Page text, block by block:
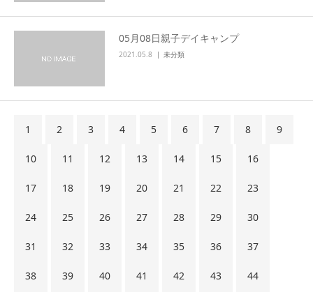
05月08日親子デイキャンプ
2021.05.8 未分類
1 2 3 4 5 6 7 8 9
10 11 12 13 14 15 16
17 18 19 20 21 22 23
24 25 26 27 28 29 30
31 32 33 34 35 36 37
38 39 40 41 42 43 44